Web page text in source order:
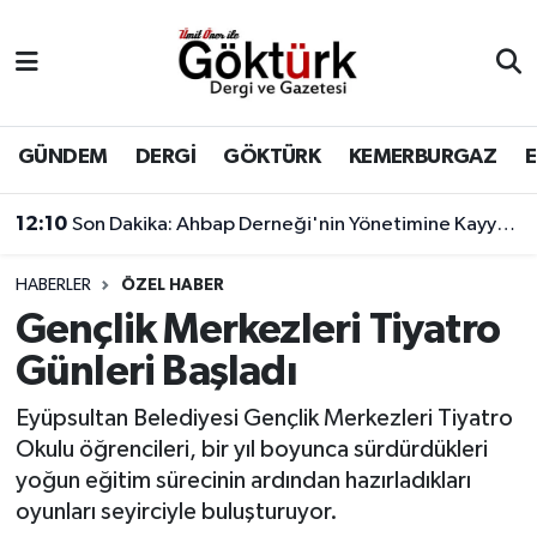
GÜNDEM DERGİ GÖKTÜRK KEMERBURGAZ
12:10 Son Dakika: Ahbap Derneği'nin Yönetimine Kayyum Atandı
HABERLER ÖZEL HABER
Gençlik Merkezleri Tiyatro
Günleri Başladı
Eyüpsultan Belediyesi Gençlik Merkezleri Tiyatro
Okulu öğrencileri, bir yıl boyunca sürdürdükleri
yoğun eğitim sürecinin ardından hazırladıkları
oyunları seyirciyle buluşturuyor.
BİLİM
DERGİ
DÜNYA
EĞİTİM
GÖKTÜRK
GÜNDEM
Eyüpsultan Hava Durumu
Eyüpsultan Trafik Yoğunluk Haritası
Süper Lig Puan Durumu ve Fikstür
Tüm Manşetler
Son Dakika Haberleri